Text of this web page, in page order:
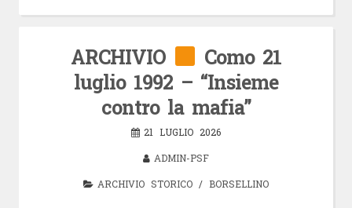
ARCHIVIO
Como 21
luglio 1992 – “Insieme
contro la mafia”
21 LUGLIO 2026
ADMIN-PSF
ARCHIVIO STORICO / BORSELLINO